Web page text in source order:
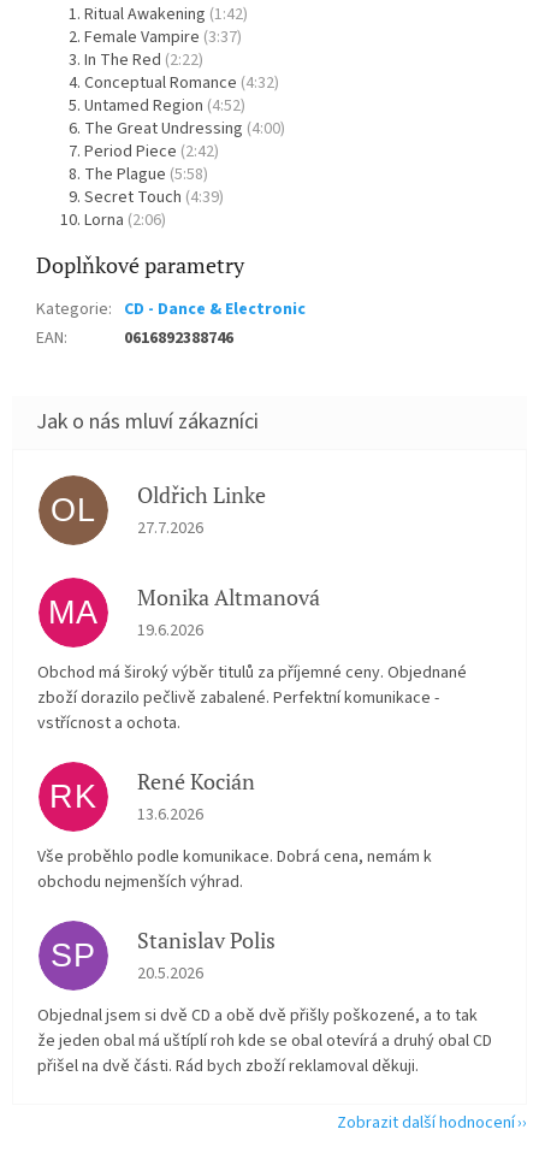
Ritual Awakening (1:42)
Female Vampire (3:37)
In The Red (2:22)
Conceptual Romance (4:32)
Untamed Region (4:52)
The Great Undressing (4:00)
Period Piece (2:42)
The Plague (5:58)
Secret Touch (4:39)
Lorna (2:06)
Doplňkové parametry
Kategorie: CD - Dance & Electronic
EAN: 0616892388746
OL Oldřich Linke
Hodnocení obchodu je 5 z 5 hvězdiček.
27.7.2026
MA Monika Altmanová
Hodnocení obchodu je 5 z 5 hvězdiček.
19.6.2026
Obchod má široký výběr titulů za příjemné ceny. Objednané
zboží dorazilo pečlivě zabalené. Perfektní komunikace -
vstřícnost a ochota.
RK René Kocián
Hodnocení obchodu je 5 z 5 hvězdiček.
13.6.2026
Vše proběhlo podle komunikace. Dobrá cena, nemám k
obchodu nejmenších výhrad.
SP Stanislav Polis
Hodnocení obchodu je 2 z 5 hvězdiček.
20.5.2026
Objednal jsem si dvě CD a obě dvě přišly poškozené, a to tak
že jeden obal má uštíplí roh kde se obal otevírá a druhý obal CD
přišel na dvě části. Rád bych zboží reklamoval děkuji.
Zobrazit další hodnocení